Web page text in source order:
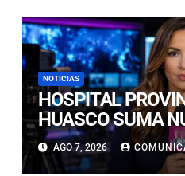
DURANTE TRES
NOTICIAS
HOSPITAL
HUASCO SUMA
PARA
CLÍNICA Y
AGO 7, 2026